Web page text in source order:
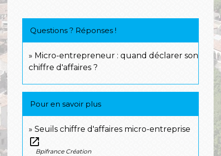
Questions ? Réponses !
Micro-entrepreneur : quand déclarer son
chiffre d'affaires ?
Pour en savoir plus
Seuils chiffre d'affaires micro-entreprise
open_in_new
Bpifrance Création